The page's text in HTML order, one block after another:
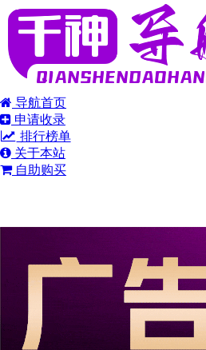
导航首页
申请收录
排行榜单
关于本站
自助购买